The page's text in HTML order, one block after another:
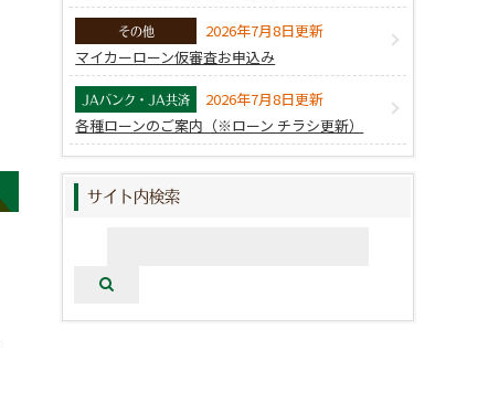
その他
2026年7月8日更新
マイカーローン仮審査お申込み
JAバンク・JA共済
2026年7月8日更新
各種ローンのご案内（※ローン チラシ更新）
サイト内検索